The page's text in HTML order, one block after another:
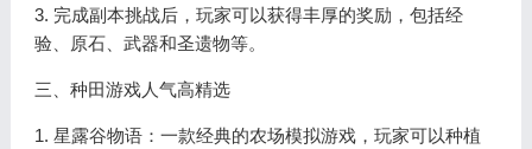
3. 完成副本挑战后，玩家可以获得丰厚的奖励，包括经
验、原石、武器和圣遗物等。
三、种田游戏人气高精选
1. 星露谷物语：一款经典的农场模拟游戏，玩家可以种植